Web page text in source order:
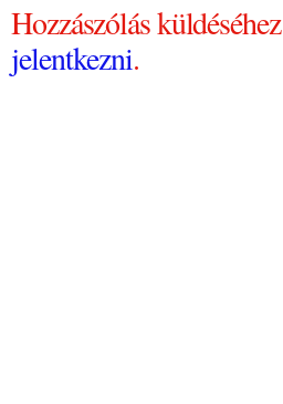
Hozzászólás küldéséhez
jelentkezni.